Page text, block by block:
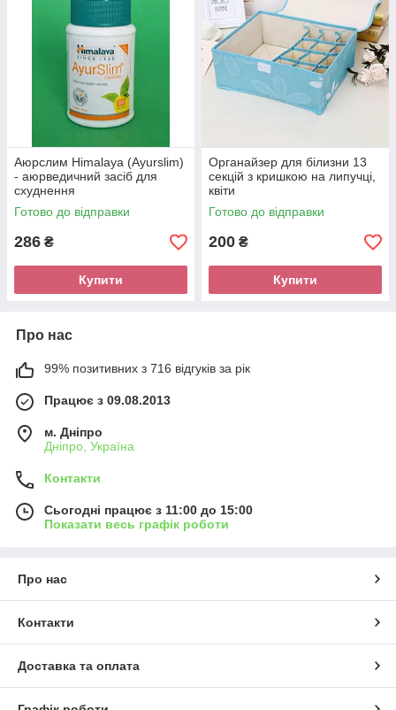
Аюрслим Himalaya (Ayurslim)
- аюрведичний засіб для
схуднення
Готово до відправки
286 ₴
Купити
Органайзер для білизни 13
секцій з кришкою на липучці,
квіти
Готово до відправки
200 ₴
Купити
Про нас
99% позитивних з 716 відгуків за рік
Працює з 09.08.2013
м. Дніпро
Дніпро, Україна
Контакти
Сьогодні працює з 11:00 до 15:00
Показати весь графік роботи
Про нас
Контакти
Доставка та оплата